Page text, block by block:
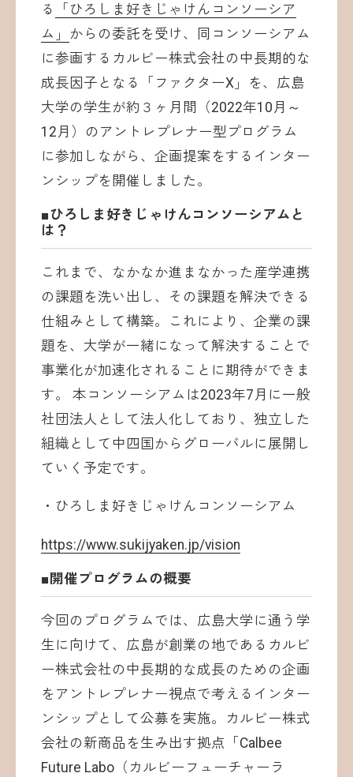
る
「ひろしま好きじゃけんコンソーシア
ム」 からの委託を受け、同コンソーシアム
に参画するカルビー株式会社の中長期的な
成長因子となる「ファクターX」を、広島
大学の学生が約３ヶ月間（2022年10月～
12月）のアントレプレナー型プログラム
に参加しながら、企画提案をするインター
ンシップを開催しました。
■ひろしま好きじゃけんコンソーシアムと
は？
これまで、なかなか進まなかった産学連携
の課題を洗い出し、その課題を解決できる
仕組みとして構築。これにより、企業の課
題を、大学が一緒になって解決することで
事業化が加速化されることに期待ができま
す。 本コンソーシアムは2023年7月に一般
社団法人として法人化しており、独立した
組織として中四国からグローバルに展開し
ていく予定です。
・ひろしま好きじゃけんコンソーシアム
https://www.sukijyaken.jp/vision
■開催プログラムの概要
今回のプログラムでは、広島大学に通う学
生に向けて、広島が創業の地であるカルビ
ー株式会社の中長期的な成長のための企画
をアントレプレナー視点で考えるインター
ンシップとして公募を実施。カルビー株式
会社の新商品を生み出す拠点「Calbee
Future Labo（カルビーフューチャーラ